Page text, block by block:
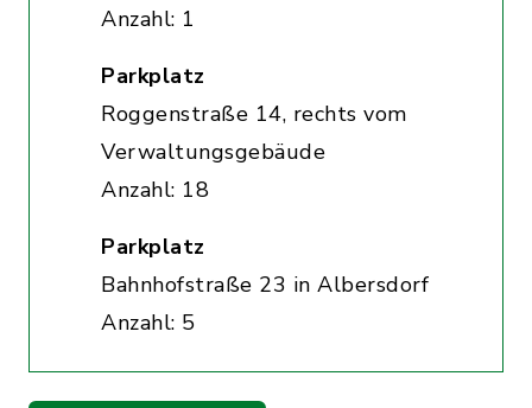
Anzahl: 1
Parkplatz
Roggenstraße 14, rechts vom
Verwaltungsgebäude
Anzahl: 18
Parkplatz
Bahnhofstraße 23 in Albersdorf
Anzahl: 5